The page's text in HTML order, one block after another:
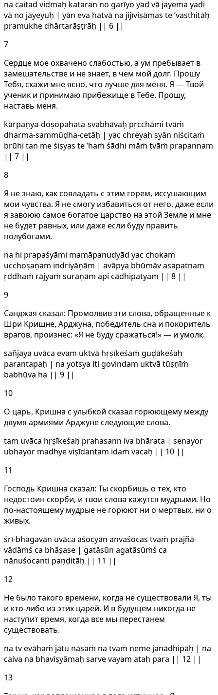
na caitad vidmaḥ kataran no garīyo yad vā jayema yadi
vā no jayeyuḥ | yān eva hatvā na jijīviṣāmas te ’vasthitāḥ
pramukhe dhārtarāṣṭrāḥ || 6 ||
7
Сердце мое охвачено слабостью, а ум пребывает в
замешательстве и не знает, в чем мой долг. Прошу
Тебя, скажи мне ясно, что лучше для меня. Я — Твой
ученик и принимаю прибежище в Тебе. Прошу,
наставь меня.
kārpaṇya-doṣopahata-svabhāvaḥ pṛcchāmi tvāṁ
dharma-sammūḍha-cetāḥ | yac chreyaḥ syān niścitaṁ
brūhi tan me śiṣyas te ’haṁ śādhi māṁ tvāṁ prapannam
|| 7 ||
8
Я не знаю, как совладать с этим горем, иссушающим
мои чувства. Я не смогу избавиться от него, даже если
я завоюю самое богатое царство на этой Земле и мне
не будет равных, или даже если буду править
полубогами.
na hi prapaśyāmi mamāpanudyād yac chokam
ucchoṣaṇam indriyāṇām | avāpya bhūmāv asapatnam
ṛddhaṁ rājyaṁ surāṇām api cādhipatyam || 8 ||
9
Санджая сказал: Промолвив эти слова, обращенные к
Шри Кришне, Арджуна, победитель сна и покоритель
врагов, произнес: «Я не буду сражаться!» — и умолк.
sañjaya uvāca evam uktvā hṛṣīkeśaṁ guḍākeśaḥ
parantapaḥ | na yotsya iti govindam uktvā tūṣṇīṁ
babhūva ha || 9 ||
10
О царь, Кришна с улыбкой сказал горюющему между
двумя армиями Арджуне следующие слова.
tam uvāca hṛṣīkeśaḥ prahasann iva bhārata | senayor
ubhayor madhye viṣīdantam idaṁ vacaḥ || 10 ||
11
Господь Кришна сказал: Ты скорбишь о тех, кто
недостоин скорби, и твои слова кажутся мудрыми. Но
по-настоящему мудрые не горюют ни о мертвых, ни о
живых.
śrī-bhagavān uvāca aśocyān anvaśocas tvaṁ prajñā-
vādāṁś ca bhāṣase | gatāsūn agatāsūṁś ca
nānuśocanti paṇḍitāḥ || 11 ||
12
Не было такого времени, когда не существовали Я, ты
и кто-либо из этих царей. И в будущем никогда не
наступит время, когда все мы перестанем
существовать.
na tv evāhaṁ jātu nāsaṁ na tvaṁ neme janādhipāḥ | na
caiva na bhaviṣyāmaḥ sarve vayam ataḥ para || 12 ||
13